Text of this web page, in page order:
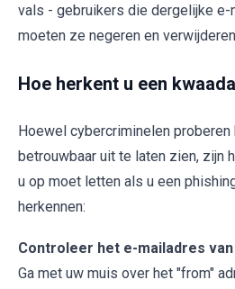
vals - gebruikers die dergelijke e-
moeten ze negeren en
Hoe herkent u een
Hoewel cybercriminelen proberen
betrouwbaar uit te laten zien, zijn
u op moet letten als u een
herkennen:
Controleer het e-mailadres
Ga met uw muis over het "from"